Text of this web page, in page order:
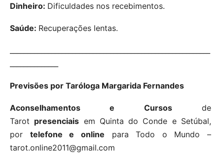
Dinheiro: Dificuldades nos recebimentos.
Saúde: Recuperações lentas.
Previsões por Taróloga Margarida Fernandes
Aconselhamentos e Cursosde
Tarot presenciais em Quinta do Conde e Setúbal,
por telefone e online para Todo o Mundo –
tarot.online2011@gmail.com